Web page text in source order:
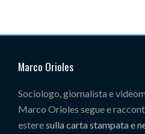
Marco Orioles
Sociologo, giornalista e
Marco Orioles segue e
esteresulla carta stampata e